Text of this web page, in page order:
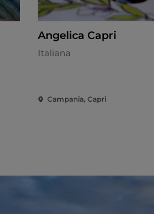
Angelica Capri
Italiana
Campania, Capri